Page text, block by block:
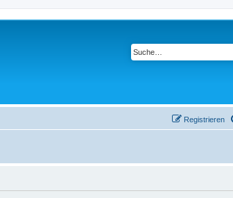
Registrieren